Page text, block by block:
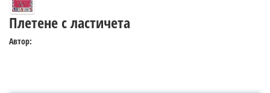
Плетене с ластичета
Автор: